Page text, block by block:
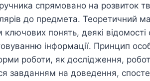
спрямовано на розвиток
до предмета. Теоретичний
ключових понять, деякі
інформації. Принцип
роботи, як дослідження,
завданням на доведення,